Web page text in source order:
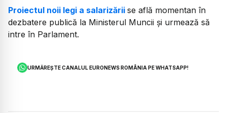
Proiectul noii legi a salarizării se află momentan în
dezbatere publică la Ministerul Muncii și urmează să
intre în Parlament.
URMĂREȘTE CANALUL EURONEWS ROMÂNIA PE WHATSAPP!